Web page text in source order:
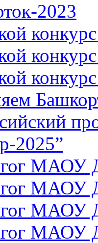
2023
2025”
МАОУ
МАОУ
МАОУ
МАОУ